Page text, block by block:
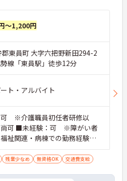
～1,200円
郡東員町 大字六把野新田294-2
線「東員駅」徒歩12分
ト・アルバイト
※介護職員初任者研修以
尚可 ■未経験：可 ※障がい者
祉関連・病棟での勤務経験が
残業少なめ 無資格OK 交通費支給